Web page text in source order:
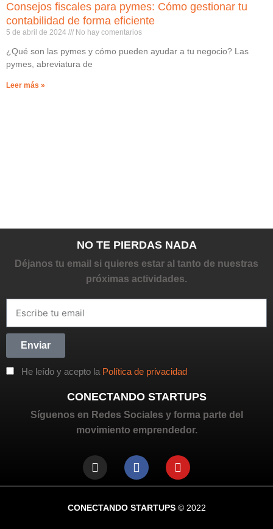
Consejos fiscales para pymes: Cómo gestionar tu
contabilidad de forma eficiente
5 de abril de 2024 No hay comentarios
¿Qué son las pymes y cómo pueden ayudar a tu negocio? Las
pymes, abreviatura de
Leer más »
NO TE PIERDAS NADA
Déjanos tu email si quieres estar al tanto de nuestras
próximas actividades.
He leído y acepto la Política de privacidad
Enviar
CONECTANDO STARTUPS
Síguenos en Redes Sociales y forma parte del
movimiento emprendedor.
CONECTANDO STARTUPS© 2022